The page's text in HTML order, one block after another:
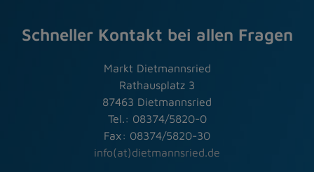
Schneller Kontakt bei allen Fragen
Markt Dietmannsried
Rathausplatz 3
87463 Dietmannsried
Tel.: 08374/5820-0
Fax: 08374/5820-30
info(at)dietmannsried.de